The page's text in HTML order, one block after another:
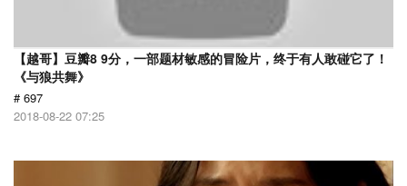
【越哥】豆瓣8 9分，一部题材敏感的冒险片，终于有人敢碰它了！
《与狼共舞》
# 697
2018-08-22 07:25